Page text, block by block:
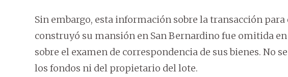
Sin embargo, esta información sobre la transacción
construyó su mansión en San Bernardino fue omitida
sobre el examen de correspondencia de sus bienes. No
los fondos ni del propietario del lote.